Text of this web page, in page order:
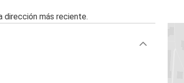
dirección más reciente.